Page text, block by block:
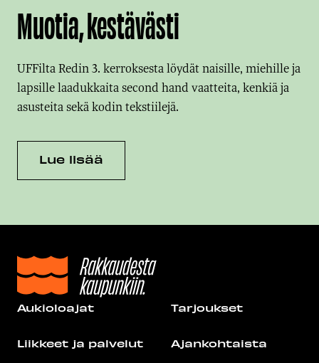
Muotia, kestävästi
UFFilta Redin 3. kerroksesta löydät naisille, miehille ja
lapsille laadukkaita second hand vaatteita, kenkiä ja
asusteita sekä kodin tekstiilejä.
Lue lisää
Aukioloajat
Liikkeet ja palvelut
Tarjoukset
Ajankohtaista